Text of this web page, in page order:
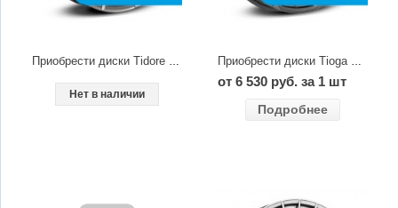
Приобрести диски Tidore dark
Нет в наличии
Приобрести диски Tioga graphite
от 6 530 руб. за 1 шт
Подробнее